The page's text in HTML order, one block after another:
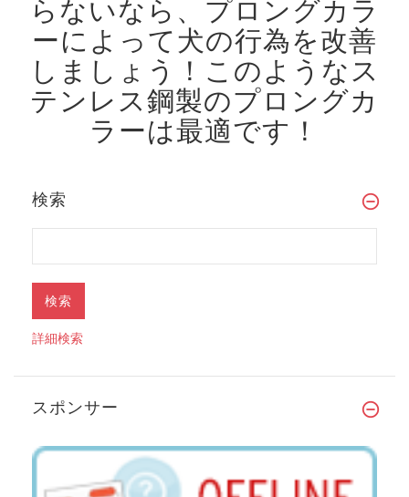
らないなら、プロングカラ
ーによって犬の行為を改善
しましょう！ このようなス
テンレス鋼製のプロングカ
ラーは最適です！
検索
詳細検索
スポンサー